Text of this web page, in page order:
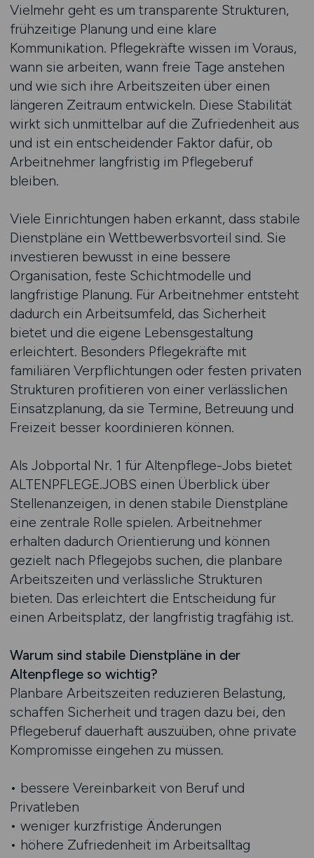
Vielmehr geht es um transparente Strukturen,
frühzeitige Planung und eine klare
Kommunikation. Pflegekräfte wissen im Voraus,
wann sie arbeiten, wann freie Tage anstehen
und wie sich ihre Arbeitszeiten über einen
längeren Zeitraum entwickeln. Diese Stabilität
wirkt sich unmittelbar auf die Zufriedenheit aus
und ist ein entscheidender Faktor dafür, ob
Arbeitnehmer langfristig im Pflegeberuf
bleiben.
Viele Einrichtungen haben erkannt, dass stabile
Dienstpläne ein Wettbewerbsvorteil sind. Sie
investieren bewusst in eine bessere
Organisation, feste Schichtmodelle und
langfristige Planung. Für Arbeitnehmer entsteht
dadurch ein Arbeitsumfeld, das Sicherheit
bietet und die eigene Lebensgestaltung
erleichtert. Besonders Pflegekräfte mit
familiären Verpflichtungen oder festen privaten
Strukturen profitieren von einer verlässlichen
Einsatzplanung, da sie Termine, Betreuung und
Freizeit besser koordinieren können.
Als Jobportal Nr. 1 für Altenpflege-Jobs bietet
ALTENPFLEGE.JOBS einen Überblick über
Stellenanzeigen, in denen stabile Dienstpläne
eine zentrale Rolle spielen. Arbeitnehmer
erhalten dadurch Orientierung und können
gezielt nach Pflegejobs suchen, die planbare
Arbeitszeiten und verlässliche Strukturen
bieten. Das erleichtert die Entscheidung für
einen Arbeitsplatz, der langfristig tragfähig ist.
Warum sind stabile Dienstpläne in der
Altenpflege so wichtig?
Planbare Arbeitszeiten reduzieren Belastung,
schaffen Sicherheit und tragen dazu bei, den
Pflegeberuf dauerhaft auszuüben, ohne private
Kompromisse eingehen zu müssen.
• bessere Vereinbarkeit von Beruf und
Privatleben
• weniger kurzfristige Änderungen
• höhere Zufriedenheit im Arbeitsalltag